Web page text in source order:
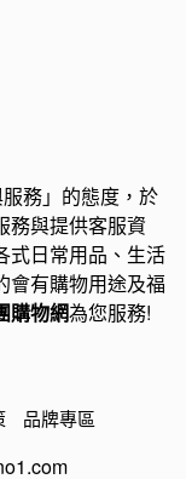
務」的態度，於
務與提供客服資
式日常用品、生活
會有購物用途及福
購物網為您服務!
品牌專區